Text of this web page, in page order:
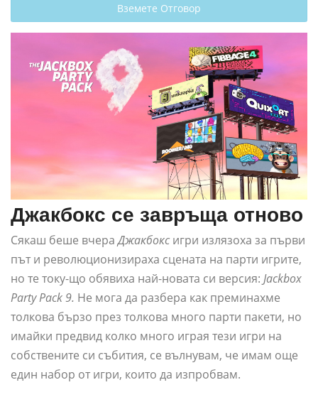
Вземете Отговор
Джакбокс се завръща отново
Сякаш беше вчераДжакбокс игри излязоха за първи
път и революционизираха сцената на парти игрите,
но те току-що обявиха най-новата си версия: Jackbox
Party Pack 9. Не мога да разбера как преминахме
толкова бързо през толкова много парти пакети, но
имайки предвид колко много играя тези игри на
собствените си събития, се вълнувам, че имам още
един набор от игри, които да изпробвам.